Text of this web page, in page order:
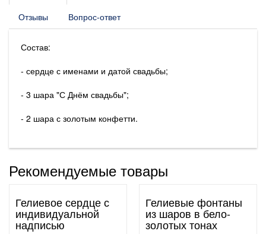
Отзывы Вопрос-ответ
Состав:
- сердце с именами и датой свадьбы;
- 3 шара "С Днём свадьбы";
- 2 шара с золотым конфетти.
Рекомендуемые товары
Гелиевое сердце с
индивидуальной
надписью
Гелиевые фонтаны
из шаров в бело-
золотых тонах